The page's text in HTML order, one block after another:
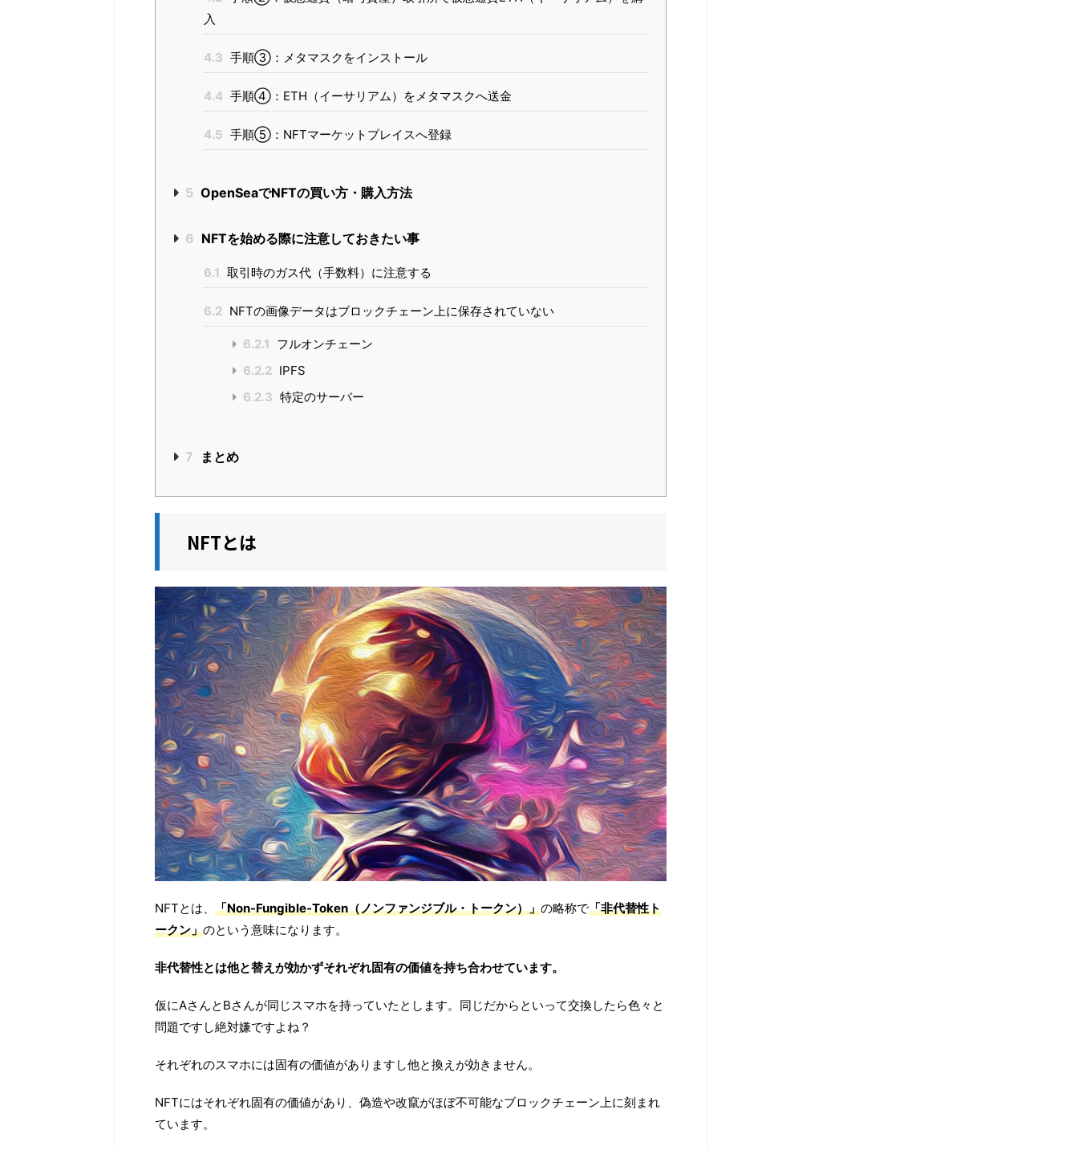
入
4.3 手順③：メタマスクをインストール
4.4 手順④：ETH（イーサリアム）をメタマスクへ送金
4.5 手順⑤：NFTマーケットプレイスへ登録
5 OpenSeaでNFTの買い方・購入方法
6 NFTを始める際に注意しておきたい事
6.1 取引時のガス代（手数料）に注意する
6.2 NFTの画像データはブロックチェーン上に保存されていない
6.2.1 フルオンチェーン
6.2.2 IPFS
6.2.3 特定のサーバー
7 まとめ
NFTとは
NFTとは、 「Non-Fungible-Token（ノンファンジブル・トークン）」の略称で「非代替性ト
ークン」のという意味になります。
非代替性とは他と替えが効かずそれぞれ固有の価値を持ち合わせています。
仮にAさんとBさんが同じスマホを持っていたとします。同じだからといって交換したら色々と
問題ですし絶対嫌ですよね？
それぞれのスマホには固有の価値がありますし他と換えが効きません。
NFTにはそれぞれ固有の価値があり、偽造や改竄がほぼ不可能なブロックチェーン上に刻まれ
ています。